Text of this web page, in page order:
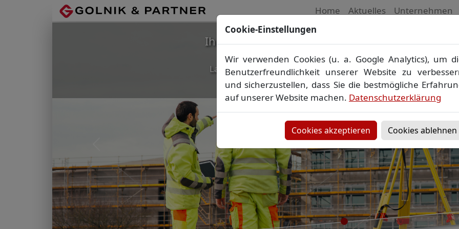
Home Aktuelles Unternehmen
Ihr Vermessungsbüro in Mecklenburg-
Wir vermessen Ihr Grundstück
Lageplan▪Absteckung▪Bauvermessung▪
Grenzfeststellung
▪Amtliche Auskünfte und Auszüge
Cookie-Einstellungen
Wir verwenden Cookies (u. a. Google Analytics), um
Benutzerfreundlichkeit unserer Website zu
und sicherzustellen, dass Sie die bestmögliche
auf unserer Website machen. Datenschutzerklärung
Cookies akzeptieren Cookies ablehnen